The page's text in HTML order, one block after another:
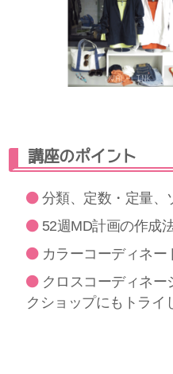
講座のポイント
分類、定数・定量、
52週MD計画の作成
カラーコーディネー
クロスコーディネ
クショップにもトライ